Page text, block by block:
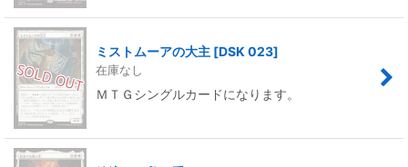
ミストムーアの大主 [DSK 023]
在庫なし
ＭＴＧシングルカードになります。